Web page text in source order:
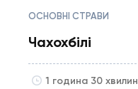
ОСНОВНІ СТРАВИ
Чахохбілі
1 година 30 хвилин